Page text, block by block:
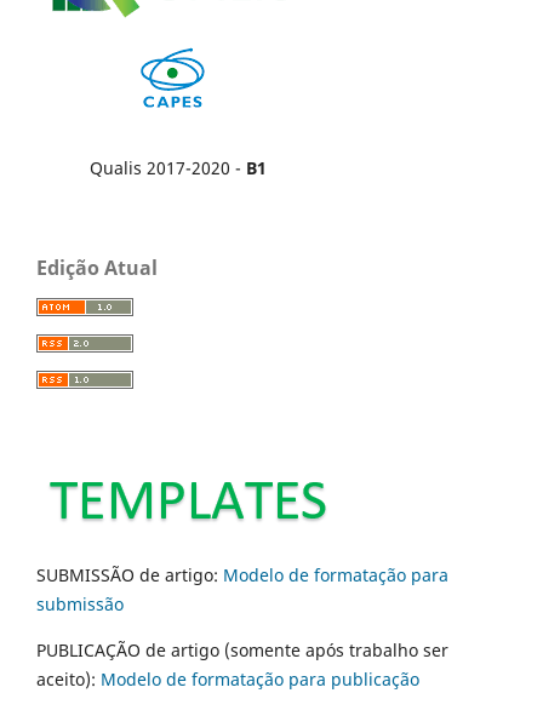
Qualis 2017-2020 - B1
Edição Atual
SUBMISSÃO de artigo: Modelo de formatação para
submissão
PUBLICAÇÃO de artigo (somente após trabalho ser
aceito): Modelo de formatação para publicação